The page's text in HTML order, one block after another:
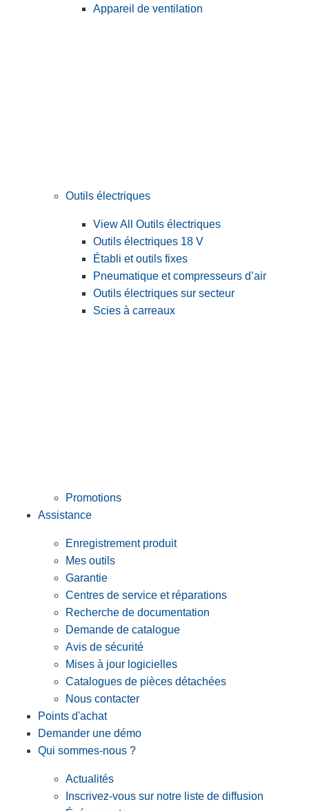
Appareil de ventilation
Outils électriques
View All Outils électriques
Outils électriques 18 V
Établi et outils fixes
Pneumatique et compresseurs d’air
Outils électriques sur secteur
Scies à carreaux
Promotions
Assistance
Enregistrement produit
Mes outils
Garantie
Centres de service et réparations
Recherche de documentation
Demande de catalogue
Avis de sécurité
Mises à jour logicielles
Catalogues de pièces détachées
Nous contacter
Points d'achat
Demander une démo
Qui sommes-nous ?
Actualités
Inscrivez-vous sur notre liste de diffusion